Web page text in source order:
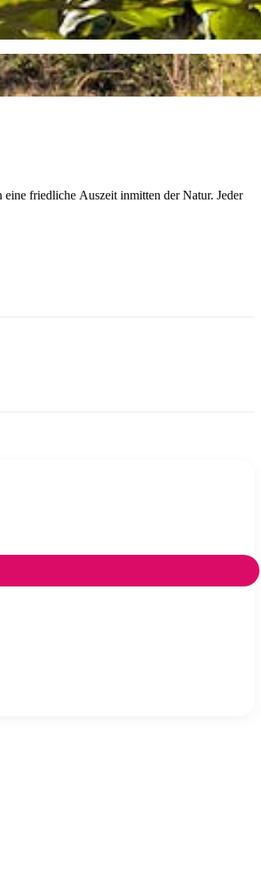
friedliche Auszeit inmitten der Natur. Jeder